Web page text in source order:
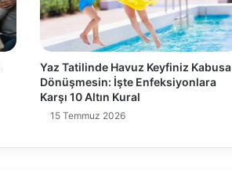
Yaz Tatilinde Havuz Keyfiniz Kabusa
Dönüşmesin: İşte Enfeksiyonlara
Karşı 10 Altın Kural
15 Temmuz 2026